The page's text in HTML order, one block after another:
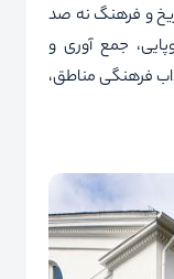
تاریخ و فرهنگ نه ‌صد
جمع آوری و
فرهنگی مناطق،